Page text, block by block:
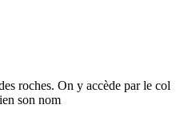
roches. On y accède par le col
son nom